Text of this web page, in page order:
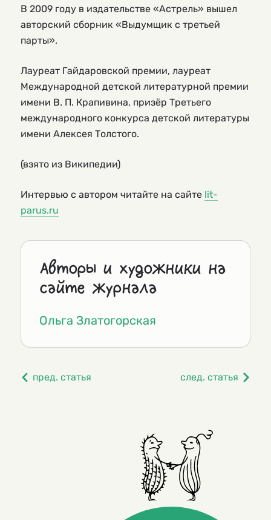
В 2009 году в издательстве «Астрель» вышел
авторский сборник «Выдумщик с третьей
парты».
Лауреат Гайдаровской премии, лауреат
Международной детской литературной премии
имени В. П. Крапивина, призёр Третьего
международного конкурса детской литературы
имени Алексея Толстого.
(взято из Википедии)
Интервью с автором читайте на сайте lit-
parus.ru
Авторы и художники на
сайте журнала
Ольга Златогорская
пред. статья след. статья